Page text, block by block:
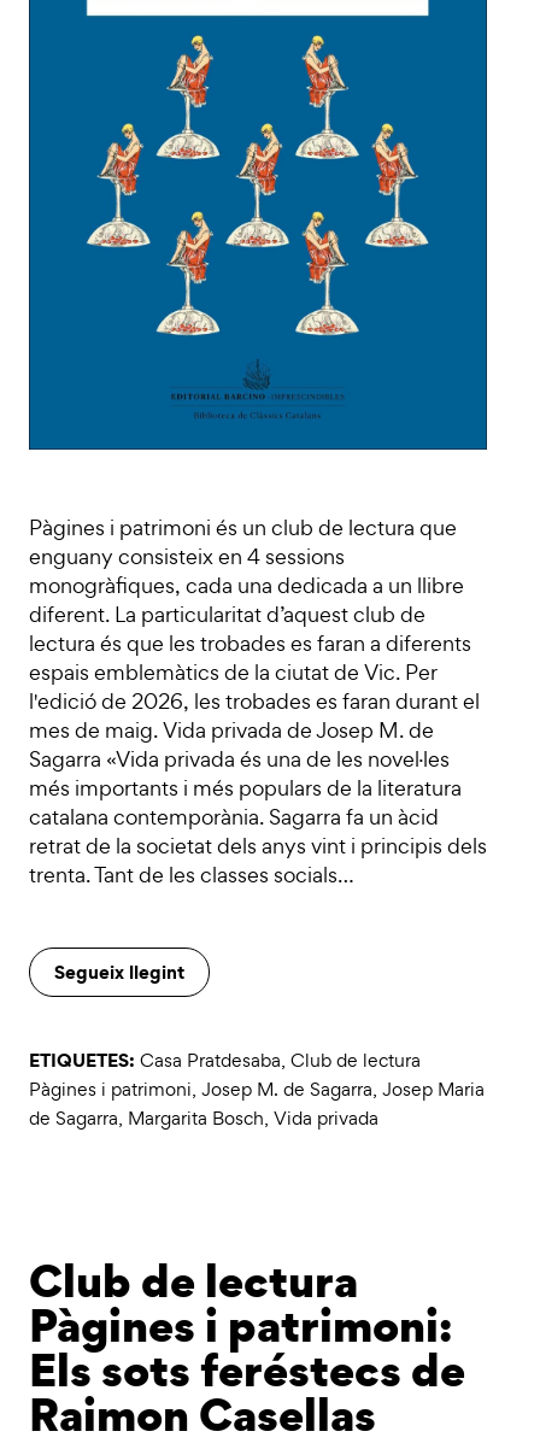
Pàgines i patrimoni és un club de lectura que
enguany consisteix en 4 sessions
monogràfiques, cada una dedicada a un llibre
diferent. La particularitat d’aquest club de
lectura és que les trobades es faran a diferents
espais emblemàtics de la ciutat de Vic. Per
l'edició de 2026, les trobades es faran durant el
mes de maig. Vida privada de Josep M. de
Sagarra «Vida privada és una de les novel·les
més importants i més populars de la literatura
catalana contemporània. Sagarra fa un àcid
retrat de la societat dels anys vint i principis dels
trenta. Tant de les classes socials…
Segueix llegint
ETIQUETES: Casa Pratdesaba, Club de lectura
Pàgines i patrimoni, Josep M. de Sagarra, Josep Maria
de Sagarra, Margarita Bosch, Vida privada
Club de lectura
Pàgines i patrimoni:
Els sots feréstecs de
Raimon Casellas